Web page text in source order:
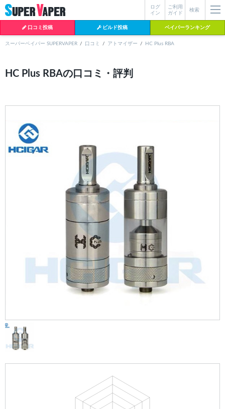
検索
ご利用
ガイド
ログ
イン
口コミ投稿 ビルド投稿 ベイパーランキング
よく検索されているワード
クラプトン
スーパーベイパー SUPERVAPER 口コミ アトマイザー HC Plus RBA
HC Plus RBAの口コミ・評判
見つからない場合データベースに該当の商品がまだ登録されていない可能